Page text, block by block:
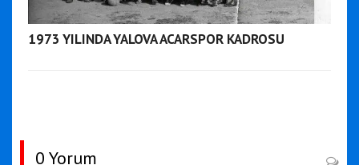
1973 YILINDA YALOVA ACARSPOR KADROSU
0 Yorum